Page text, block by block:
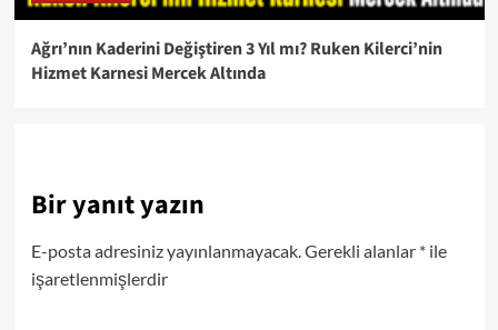
Ağrı’nın Kaderini Değiştiren 3 Yıl mı? Ruken Kilerci’nin
Hizmet Karnesi Mercek Altında
Bir yanıt yazın
E-posta adresiniz yayınlanmayacak.Gerekli alanlar *ile
işaretlenmişlerdir